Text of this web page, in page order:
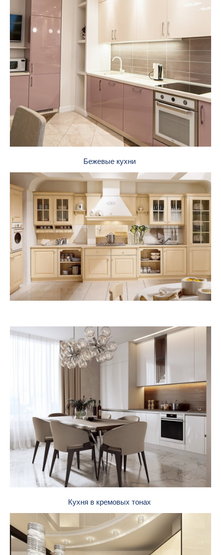
Бежевые кухни
Кухня в кремовых тонах